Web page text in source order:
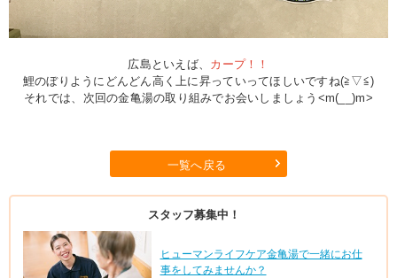
広島といえば、 カープ！！
鯉のぼりようにどんどん高く上に昇っていってほしいですね(≧▽≦)
それでは、次回の金亀湯の取り組みでお会いしましょう<m(__)m>
一覧へ戻る
スタッフ募集中！
ヒューマンライフケア金亀湯で一緒にお仕
事をしてみませんか？